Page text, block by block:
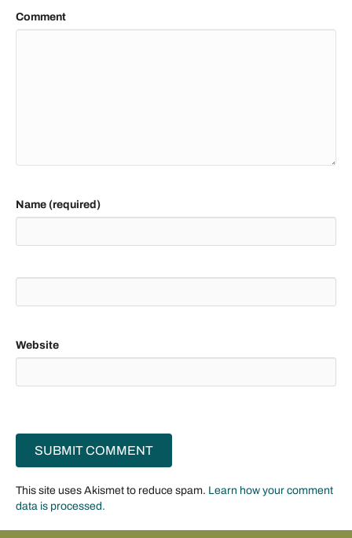
Comment
Name (required)
Website
This site uses Akismet to reduce spam. Learn how your comment
data is processed.